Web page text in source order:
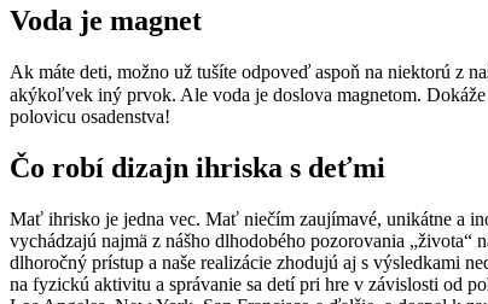
Voda je magnet
Ak máte deti, možno už tušíte odpoveď aspoň na niektorú z
akýkoľvek iný prvok. Ale voda je doslova magnetom.
polovicu osadenstva!
Čo robí dizajn ihriska s deťmi
Mať ihrisko je jedna vec. Mať niečím zaujímavé, unikátne a
vychádzajú najmä z nášho dlhodobého pozorovania
dlhoročný prístup a naše realizácie zhodujú aj s výsledkami
na fyzickú aktivitu a správanie sa detí pri hre v závislosti od